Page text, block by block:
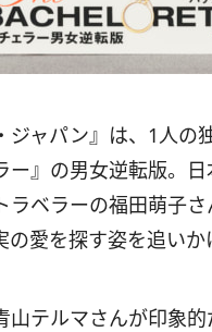
ジャパン』は、1人
ー』の男女逆転版。
ラベラーの福田萌子
愛を探す姿を追いか
山テルマさんが印象